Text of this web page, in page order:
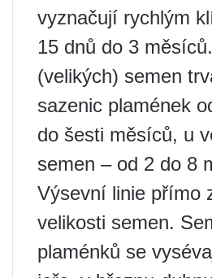
vyznačují rychlým
15 dnů do 3
(velikých) semen
sazenic plamének
do šesti měsíců, u
semen – od 2 do 8
Výsevní linie přímo
velikosti semen.
plaménků se